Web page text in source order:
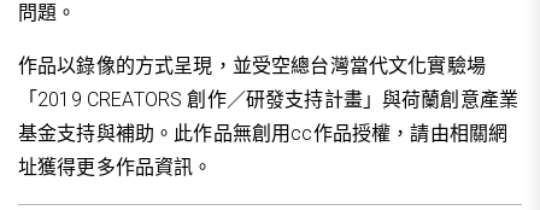
問題。
作品以錄像的方式呈現，並受空總台灣當代文化實驗場
「2019 CREATORS 創作／研發支持計畫」與荷蘭創意產業
基金支持與補助。此作品無創用cc作品授權，請由相關網
址獲得更多作品資訊。